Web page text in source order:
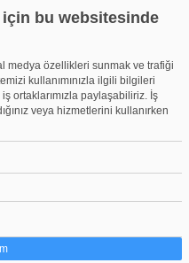
bu websitesinde
medya özellikleri sunmak ve trafiği
kullanımınızla ilgili bilgileri
ortaklarımızla paylaşabiliriz. İş
veya hizmetlerini kullanırken
KORKUTTU!